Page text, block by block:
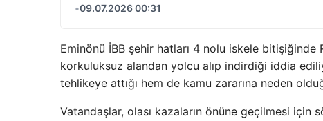
•09.07.2026 00:31
Eminönü İBB şehir hatları 4 nolu iskele
korkuluksuz alandan yolcu alıp indirdiği iddia
tehlikeye attığı hem de kamu zararına neden
Vatandaşlar, olası kazaların önüne geçilmesi